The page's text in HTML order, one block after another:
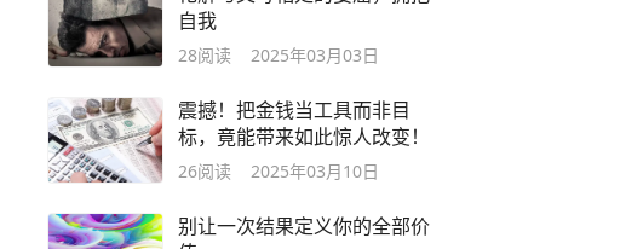
自我
28阅读 2025年03月03日
震撼！把金钱当工具而非目
标，竟能带来如此惊人改变！
26阅读 2025年03月10日
别让一次结果定义你的全部价